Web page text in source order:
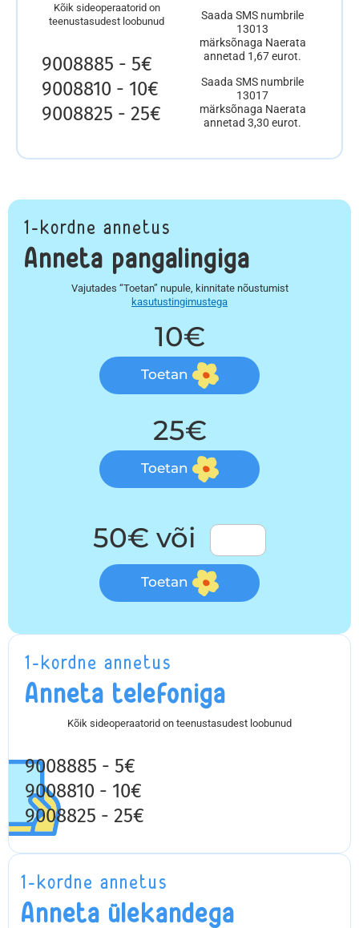
Kõik sideoperaatorid on
teenustasudest loobunud
9008885 - 5€
9008810 - 10€
9008825 - 25€
Saada SMS numbrile
13013
märksõnaga Naerata
annetad 1,67 eurot.
Saada SMS numbrile
13017
märksõnaga Naerata
annetad 3,30 eurot.
1-kordne annetus
Anneta pangalingiga
Vajutades “Toetan” nupule, kinnitate nõustumist
kasutustingimustega
10€
Toetan
25€
Toetan
50€ või
Toetan
1-kordne annetus
Anneta telefoniga
Kõik sideoperaatorid on teenustasudest loobunud
9008885 - 5€
9008810 - 10€
9008825 - 25€
1-kordne annetus
Anneta ülekandega